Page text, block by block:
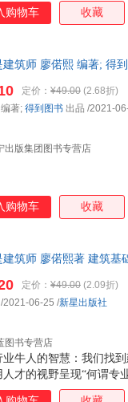
购物车 收藏
建筑师 廖偌熙 编著; 得
定价： ¥49.00 (2.68折)
出版集团图书专营店
编著; 得到图书 出品 /2021-
购物车 收藏
建筑师 廖偌熙著 建筑基
业牛人的智慧：我们找
人才的视野呈现“何谓专
你带来一线鲜活的知识
定价： ¥49.00 (2.09折)
图书专营店
/2021-06-25 /新星出版社